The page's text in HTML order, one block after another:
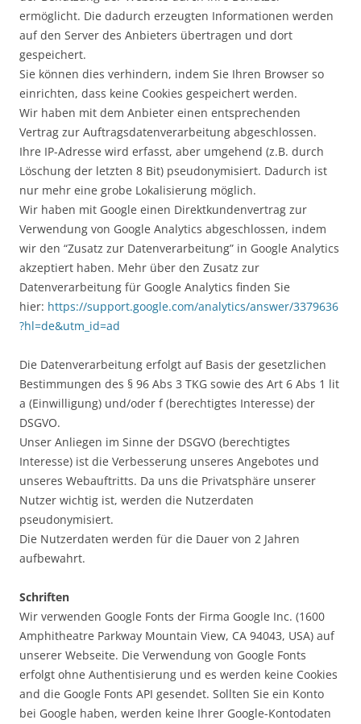
ermöglicht. Die dadurch erzeugten Informationen werden
auf den Server des Anbieters übertragen und dort
gespeichert.
Sie können dies verhindern, indem Sie Ihren Browser so
einrichten, dass keine Cookies gespeichert werden.
Wir haben mit dem Anbieter einen entsprechenden
Vertrag zur Auftragsdatenverarbeitung abgeschlossen.
Ihre IP-Adresse wird erfasst, aber umgehend (z.B. durch
Löschung der letzten 8 Bit) pseudonymisiert. Dadurch ist
nur mehr eine grobe Lokalisierung möglich.
Wir haben mit Google einen Direktkundenvertrag zur
Verwendung von Google Analytics abgeschlossen, indem
wir den “Zusatz zur Datenverarbeitung” in Google Analytics
akzeptiert haben. Mehr über den Zusatz zur
Datenverarbeitung für Google Analytics finden Sie
hier: https://support.google.com/analytics/answer/3379636
?hl=de&utm_id=ad
Die Datenverarbeitung erfolgt auf Basis der gesetzlichen
Bestimmungen des § 96 Abs 3 TKG sowie des Art 6 Abs 1 lit
a (Einwilligung) und/oder f (berechtigtes Interesse) der
DSGVO.
Unser Anliegen im Sinne der DSGVO (berechtigtes
Interesse) ist die Verbesserung unseres Angebotes und
unseres Webauftritts. Da uns die Privatsphäre unserer
Nutzer wichtig ist, werden die Nutzerdaten
pseudonymisiert.
Die Nutzerdaten werden für die Dauer von 2 Jahren
aufbewahrt.
Schriften
Wir verwenden Google Fonts der Firma Google Inc. (1600
Amphitheatre Parkway Mountain View, CA 94043, USA) auf
unserer Webseite. Die Verwendung von Google Fonts
erfolgt ohne Authentisierung und es werden keine Cookies
and die Google Fonts API gesendet. Sollten Sie ein Konto
bei Google haben, werden keine Ihrer Google-Kontodaten